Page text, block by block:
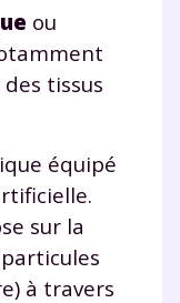
ou
tissus
équipé
sur la
à travers